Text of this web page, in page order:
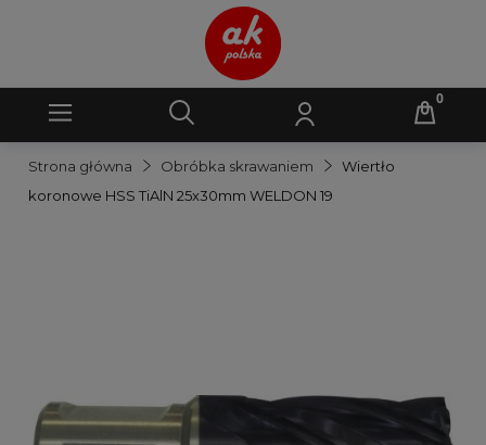
Strona główna Obróbka skrawaniem
Wiertło
koronowe HSS TiAlN 25x30mm WELDON 19